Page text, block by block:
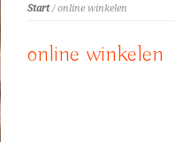
Start/ online winkelen
online winkelen